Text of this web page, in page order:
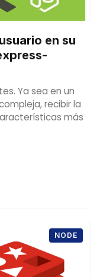
en su
Ya sea en un
recibir la
más
NODE